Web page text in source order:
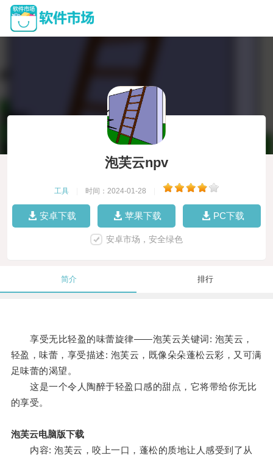
泡芙云npv
工具 时间：2024-01-28
安卓下载 苹果下载 PC下载
安卓市场，安全绿色
简介 排行
享受无比轻盈的味蕾旋律——泡芙云关键词: 泡芙云，
轻盈，味蕾，享受描述: 泡芙云，既像朵朵蓬松云彩，又可满
足味蕾的渴望。
这是一个令人陶醉于轻盈口感的甜点，它将带给你无比
的享受。
泡芙云电脑版下载
内容: 泡芙云，咬上一口，蓬松的质地让人感受到了从